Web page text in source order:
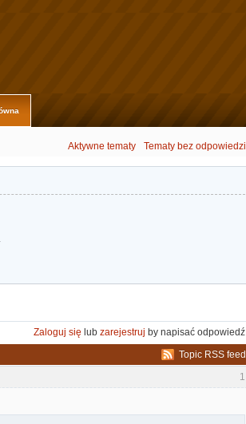
Aktywne tematy Tematy bez odpowiedzi
Zaloguj się lub zarejestruj by napisać odpowiedź
Topic RSS feed
1